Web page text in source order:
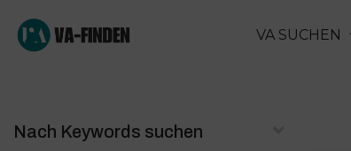
VA SUCHEN
Nach Keywords suchen